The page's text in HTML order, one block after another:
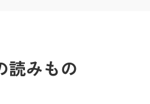
読みもの